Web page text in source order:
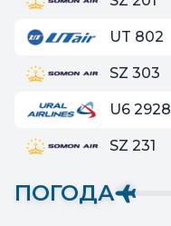
UT 802
SZ 303
U6 2928
SZ 231
ПОГОДА